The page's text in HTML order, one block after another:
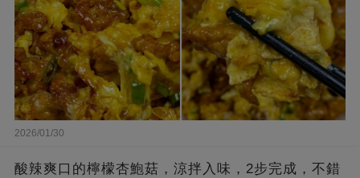
2026/01/30
酸辣爽口的檸檬杏鮑菇，涼拌入味，2步完成，不錯